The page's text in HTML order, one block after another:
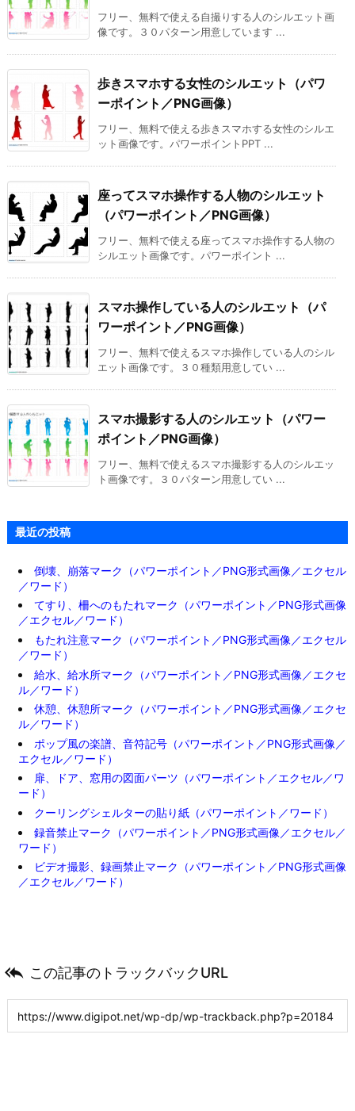
フリー、無料で使える自撮りする人のシルエット画
像です。３０パターン用意しています ...
歩きスマホする女性のシルエット（パワ
ーポイント／PNG画像）
フリー、無料で使える歩きスマホする女性のシルエ
ット画像です。パワーポイントPPT ...
座ってスマホ操作する人物のシルエット
（パワーポイント／PNG画像）
フリー、無料で使える座ってスマホ操作する人物の
シルエット画像です。パワーポイント ...
スマホ操作している人のシルエット（パ
ワーポイント／PNG画像）
フリー、無料で使えるスマホ操作している人のシル
エット画像です。３０種類用意してい ...
スマホ撮影する人のシルエット（パワー
ポイント／PNG画像）
フリー、無料で使えるスマホ撮影する人のシルエッ
ト画像です。３０パターン用意してい ...
最近の投稿
倒壊、崩落マーク（パワーポイント／PNG形式画像／エクセル
／ワード）
てすり、柵へのもたれマーク（パワーポイント／PNG形式画像
／エクセル／ワード）
もたれ注意マーク（パワーポイント／PNG形式画像／エクセル
／ワード）
給水、給水所マーク（パワーポイント／PNG形式画像／エクセ
ル／ワード）
休憩、休憩所マーク（パワーポイント／PNG形式画像／エクセ
ル／ワード）
ポップ風の楽譜、音符記号（パワーポイント／PNG形式画像／
エクセル／ワード）
扉、ドア、窓用の図面パーツ（パワーポイント／エクセル／ワ
ード）
クーリングシェルターの貼り紙（パワーポイント／ワード）
録音禁止マーク（パワーポイント／PNG形式画像／エクセル／
ワード）
ビデオ撮影、録画禁止マーク（パワーポイント／PNG形式画像
／エクセル／ワード）
 この記事のトラックバックURL